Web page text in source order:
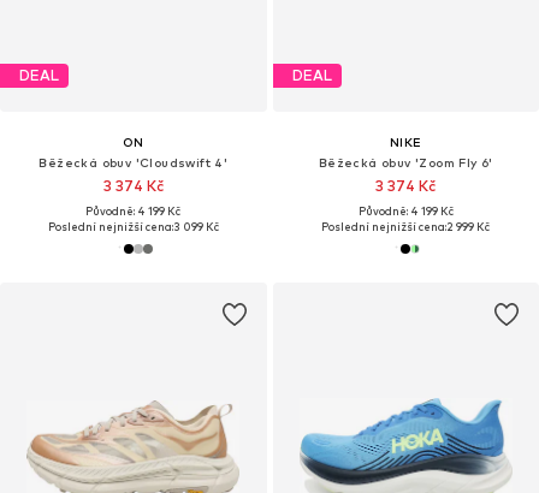
DEAL
ON
Běžecká obuv 'Cloudswift 4'
3 374 Kč
Původně: 4 199 Kč
Poslední nejnižší cena:3 099 Kč
DEAL
NIKE
Běžecká obuv 'Zoom Fly 6'
3 374 Kč
Původně: 4 199 Kč
Poslední nejnižší cena:2 999 Kč